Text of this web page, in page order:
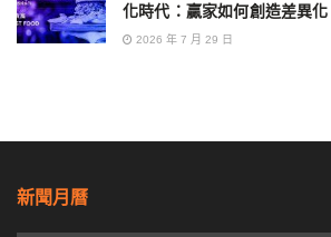
化時代：贏家如何創造差異化
2026 年 7 月 29 日
新聞月曆